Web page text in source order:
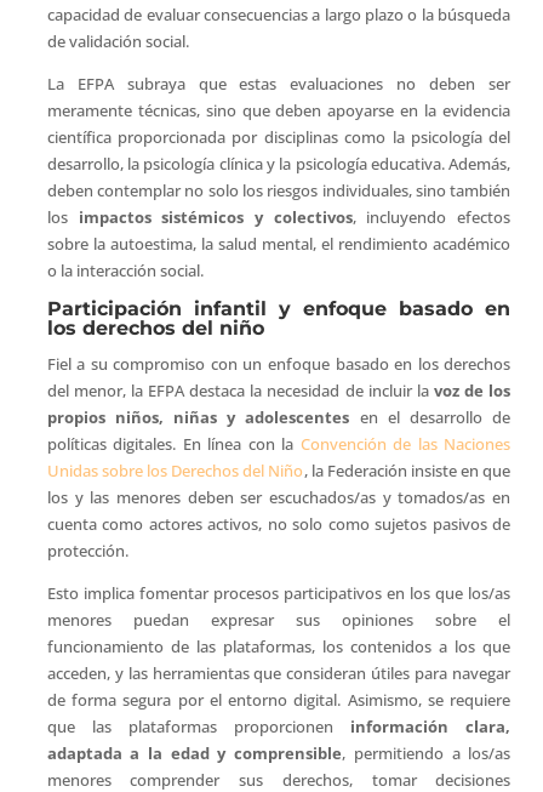
capacidad de evaluar consecuencias a largo plazo o la búsqueda
de validación social.
La EFPA subraya que estas evaluaciones no deben ser
meramente técnicas, sino que deben apoyarse en la evidencia
científica proporcionada por disciplinas como la psicología del
desarrollo, la psicología clínica y la psicología educativa. Además,
deben contemplar no solo los riesgos individuales, sino también
los impactos sistémicos y colectivos, incluyendo efectos
sobre la autoestima, la salud mental, el rendimiento académico
o la interacción social.
Participación infantil y enfoque basado en
los derechos del niño
Fiel a su compromiso con un enfoque basado en los derechos
del menor, la EFPA destaca la necesidad de incluir la voz de los
propios niños, niñas y adolescentes en el desarrollo de
políticas digitales. En línea con la Convención de las Naciones
Unidas sobre los Derechos del Niño, la Federación insiste en que
los y las menores deben ser escuchados/as y tomados/as en
cuenta como actores activos, no solo como sujetos pasivos de
protección.
Esto implica fomentar procesos participativos en los que los/as
menores puedan expresar sus opiniones sobre el
funcionamiento de las plataformas, los contenidos a los que
acceden, y las herramientas que consideran útiles para navegar
de forma segura por el entorno digital. Asimismo, se requiere
que las plataformas proporcionen información clara,
adaptada a la edad y comprensible, permitiendo a los/as
menores comprender sus derechos, tomar decisiones